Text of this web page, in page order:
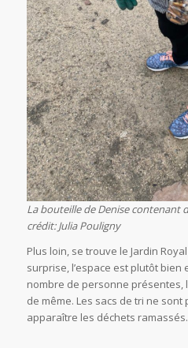
La bouteille de Denise contenant
crédit: Julia Pouligny
Plus loin, se trouve le Jardin
surprise, l’espace est plutôt bien
nombre de personne
de même. Les sacs de tri ne
apparaître les déchets ramassés.